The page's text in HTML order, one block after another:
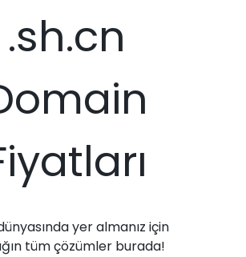
.sh.cn
yer almanız için
tüm çözümler burada!